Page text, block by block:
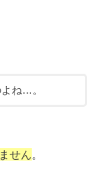
ね…。
せん。